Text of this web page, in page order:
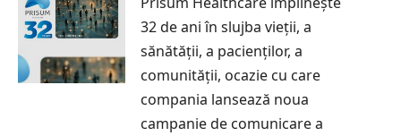
32 de ani în slujba vieții, a
sănătății, a pacienților, a
comunității, ocazie cu care
compania lansează noua
campanie de comunicare a